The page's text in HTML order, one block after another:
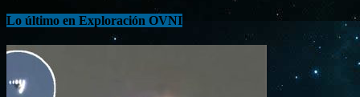
Lo último en Exploración OVNI